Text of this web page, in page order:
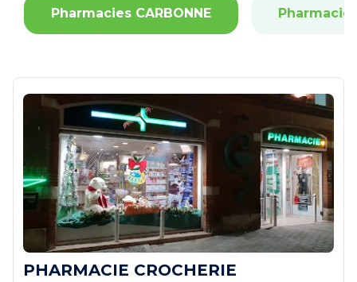
Pharmacies CARBONNE
PHARMACIE CROCHERIE